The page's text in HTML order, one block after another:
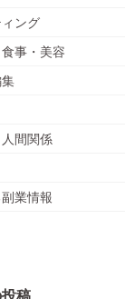
ング
事・美容
間関係
業情報